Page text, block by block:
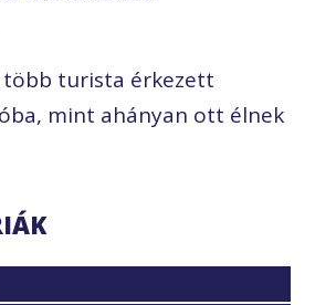
több turista érkezett
mint ahányan ott élnek